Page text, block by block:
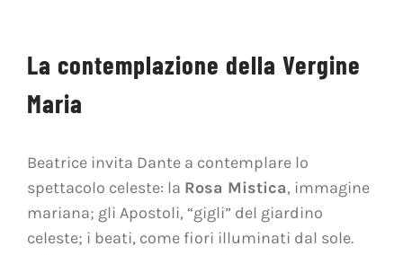
La contemplazione della Vergine
Maria
Beatrice invita Dante a contemplare lo
spettacolo celeste: la Rosa Mistica, immagine
mariana; gli Apostoli, “gigli” del giardino
celeste; i beati, come fiori illuminati dal sole.